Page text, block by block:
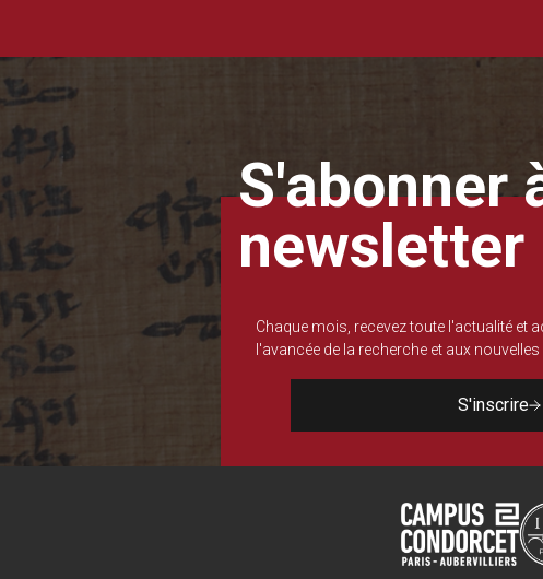
S'abonner
newsletter
Chaque mois, recevez toute l'actualité et
l'avancée de la recherche et aux
S'inscrire